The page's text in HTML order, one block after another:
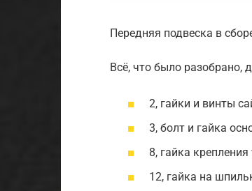
Передняя подвеска в
Всё, что было разобрано,
2, гайки и винты
3, болт и гайка
8, гайка
12, гайка на